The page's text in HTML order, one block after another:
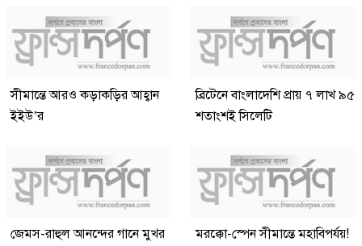
সীমান্তে আরও কড়াকড়ির আহ্বান
ইইউ’র
ব্রিটেনে বাংলাদেশি প্রায় ৭ লাখ ৯৫
শতাংশই সিলেটি
জেমস-রাহুল আনন্দের গানে মুখর
মরক্কো-স্পেন সীমান্তে মহাবিপর্যয়!